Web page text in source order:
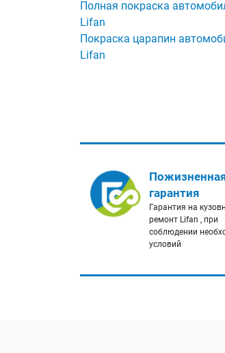
Полная покраска
Lifan
Покраска царапин
Lifan
гарантия
Гарантия на
ремонт Lifan , при
соблюдении
условий